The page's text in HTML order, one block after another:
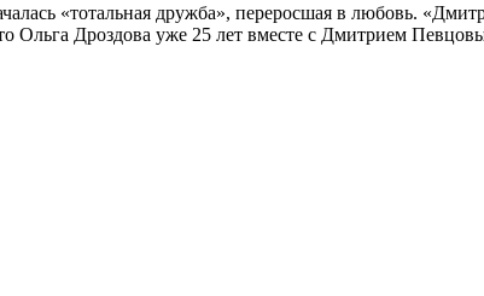
«тотальная дружба», переросшая в любовь.
Ольга Дроздова уже 25 лет вместе с Дмитрием